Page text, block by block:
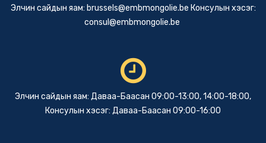
Элчин сайдын яам: brussels@embmongolie.be Консулын хэсэг:
consul@embmongolie.be
Элчин сайдын яам: Даваа-Баасан 09:00-13:00, 14:00-18:00,
Консулын хэсэг: Даваа-Баасан 09:00-16:00